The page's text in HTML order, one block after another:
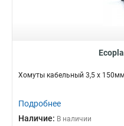
Хомуты кабельный 3,5 х
Подробнее
Наличие: В наличии